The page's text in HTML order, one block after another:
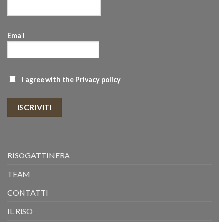
Email
I agree with the Privacy policy
ISCRIVITI
RISOGATTINERA
TEAM
CONTATTI
IL RISO